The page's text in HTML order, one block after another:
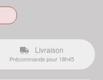
Livraison
Précommande pour 18h45